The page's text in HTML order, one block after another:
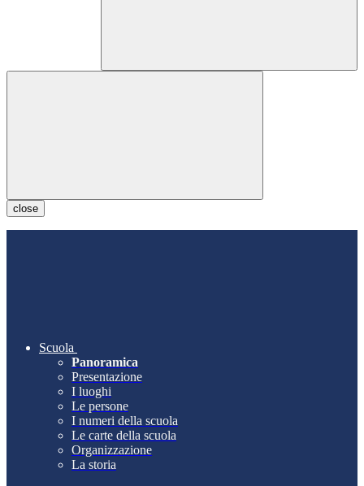
close
Scuola
Panoramica
Presentazione
I luoghi
Le persone
I numeri della scuola
Le carte della scuola
Organizzazione
La storia